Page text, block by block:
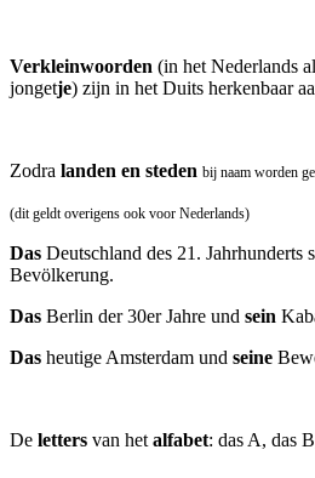
Verkleinwoorden (in het Nederlands
jongetje) zijn in het Duits herkenbaar
Zodra landen en steden bij naam worden
(dit geldt overigens ook voor Nederlands)
Das Deutschland des 21. Jahrhunderts
Bevölkerung.
Das Berlin der 30er Jahre und sein
Das heutige Amsterdam und seine
De letters van het alfabet: das A, das